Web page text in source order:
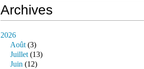
Archives
2026
Août(3)
Juillet(13)
Juin (12)